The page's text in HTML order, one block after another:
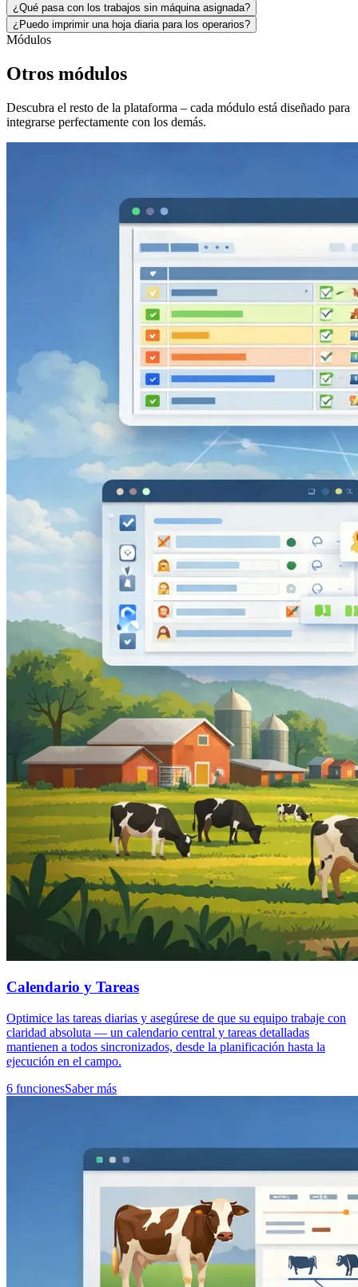
¿Qué pasa con los trabajos sin máquina asignada?
¿Puedo imprimir una hoja diaria para los operarios?
Módulos
Otros módulos
Descubra el resto de la plataforma – cada módulo está diseñado para
integrarse perfectamente con los demás.
Calendario y Tareas
Optimice las tareas diarias y asegúrese de que su equipo trabaje con
claridad absoluta — un calendario central y tareas detalladas
mantienen a todos sincronizados, desde la planificación hasta la
ejecución en el campo.
6 funcionesSaber más